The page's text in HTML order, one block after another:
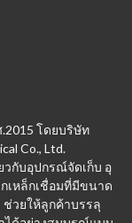
โดยบริษัท
Co., Ltd.
วกับอุปกรณ์จัดเก็บ อุ
หล็กเชื่อมที่มีขนาด
วยให้ลูกค้าบรรลุ